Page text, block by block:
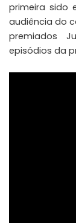
primeira sido
audiência do
premiados
episódios da